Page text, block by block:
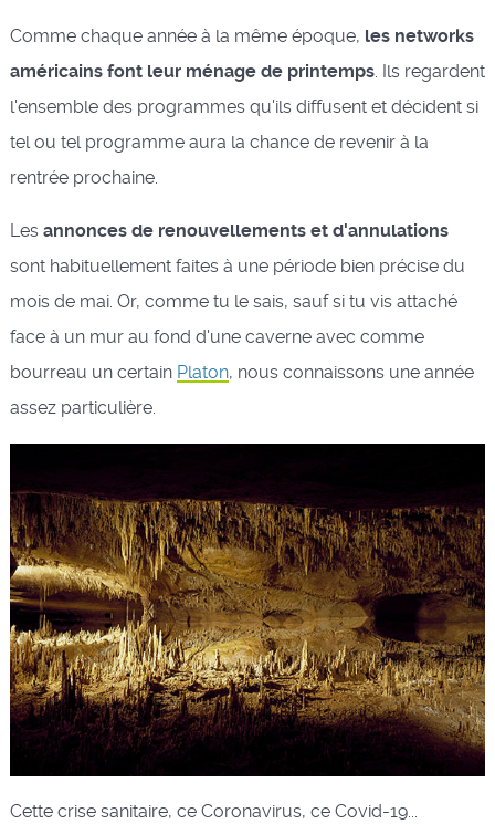
Comme chaque année à la même époque, les networks
américains font leur ménage de printemps. Ils regardent
l'ensemble des programmes qu'ils diffusent et décident si
tel ou tel programme aura la chance de revenir à la
rentrée prochaine.
Les annonces de renouvellements et d'annulations
sont habituellement faites à une période bien précise du
mois de mai. Or, comme tu le sais, sauf si tu vis attaché
face à un mur au fond d'une caverne avec comme
bourreau un certain Platon, nous connaissons une année
assez particulière.
Cette crise sanitaire, ce Coronavirus, ce Covid-19...